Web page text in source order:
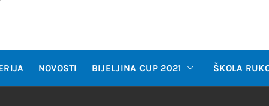
NOVOSTI BIJELJINA CUP 2021 ŠKOLA